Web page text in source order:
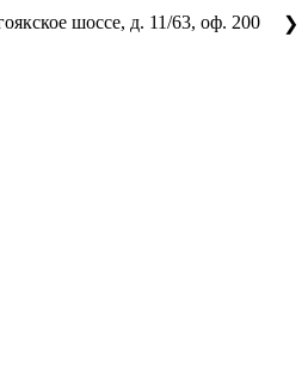
шоссе, д. 11/63, оф. 200 ❯